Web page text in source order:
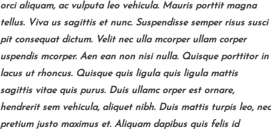
orci aliquam, ac vulputa leo vehicula. Mauris porttit magna
tellus. Viva us sagittis et nunc. Suspendisse semper risus susci
pit consequat dictum. Velit nec ulla mcorper ullam corper
uspendis mcorper. Aen ean non nisi nulla. Quisque porttitor in
lacus ut rhoncus. Quisque quis ligula quis ligula mattis
sagittis vitae quis purus. Duis ullamc orper est ornare,
hendrerit sem vehicula, aliquet nibh. Duis mattis turpis leo, nec
pretium justo maximus et. Aliquam dapibus quis felis id